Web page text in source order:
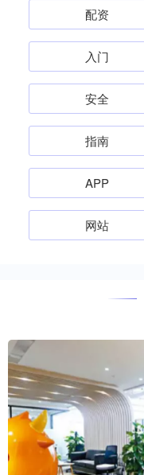
配资
入门
安全
指南
APP
网站